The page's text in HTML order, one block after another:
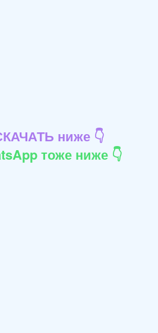
ниже 👇
тоже ниже 👇